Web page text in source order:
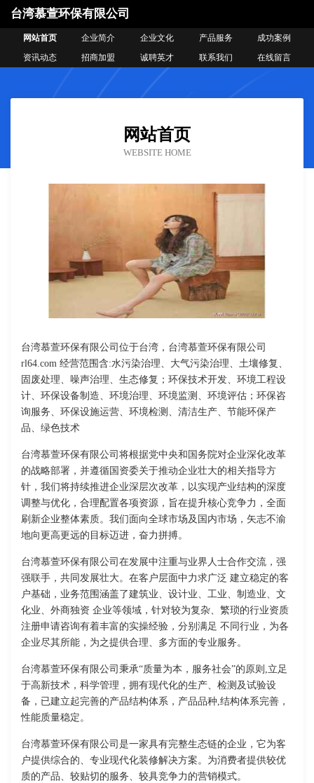
台湾慕萱环保有限公司
网站首页 企业简介 企业文化 产品服务
成功案例
资讯动态
招商加盟 诚聘英才 联系我们 在线留言
网站首页
WEBSITE HOME
台湾慕萱环保有限公司位于台湾，台湾慕萱环保有限公司
rl64.com 经营范围含:水污染治理、大气污染治理、土壤修复、
固废处理、噪声治理、生态修复；环保技术开发、环境工程设
计、环保设备制造、环境治理、环境监测、环境评估；环保咨
询服务、环保设施运营、环境检测、清洁生产、节能环保产
品、绿色技术
台湾慕萱环保有限公司将根据党中央和国务院对企业深化改革
的战略部署，并遵循国资委关于推动企业壮大的相关指导方
针，我们将持续推进企业深层次改革，以实现产业结构的深度
调整与优化，合理配置各项资源，旨在提升核心竞争力，全面
刷新企业整体素质。我们面向全球市场及国内市场，矢志不渝
地向更高更远的目标迈进，奋力拼搏。
台湾慕萱环保有限公司在发展中注重与业界人士合作交流，强
强联手，共同发展壮大。在客户层面中力求广泛 建立稳定的客
户基础，业务范围涵盖了建筑业、设计业、工业、制造业、文
化业、外商独资 企业等领域，针对较为复杂、繁琐的行业资质
注册申请咨询有着丰富的实操经验，分别满足 不同行业，为各
企业尽其所能，为之提供合理、多方面的专业服务。
台湾慕萱环保有限公司秉承“质量为本，服务社会”的原则,立足
于高新技术，科学管理，拥有现代化的生产、检测及试验设
备，已建立起完善的产品结构体系，产品品种,结构体系完善，
性能质量稳定。
台湾慕萱环保有限公司是一家具有完整生态链的企业，它为客
户提供综合的、专业现代化装修解决方案。为消费者提供较优
质的产品、较贴切的服务、较具竞争力的营销模式。